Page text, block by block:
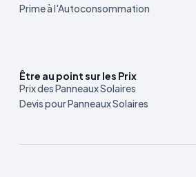
Prime à l'Autoconsommation
Être au point sur les Prix
Prix des Panneaux Solaires
Devis pour Panneaux Solaires